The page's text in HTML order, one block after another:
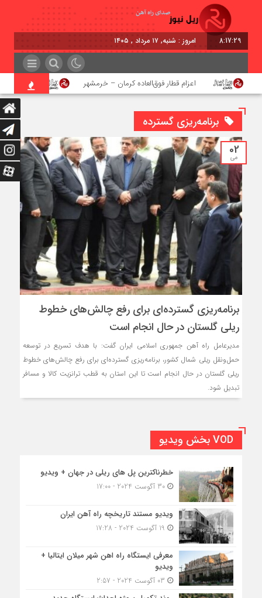
8:17:29 امروز : شنبه, ۱۷ مرداد , ۱۴۰۵
اعزام قطار فوق‌العاده کرمان – خرمشهر اجرای
برنامه‌ریزی گسترده‌
02
می
برنامه‌ریزی گسترده‌ای برای رفع چالش‌های خطوط
ریلی گلستان در حال انجام است
مدیرعامل راه‌ آهن جمهوری اسلامی ایران گفت: با هدف تسریع در توسعه
حمل‌ونقل ریلی شمال کشور، برنامه‌ریزی گسترده‌ای برای رفع چالش‌های خطوط
ریلی گلستان در حال انجام است تا این استان به قطب ترانزیت کالا و مسافر
تبدیل شود.
VOD بخش ویدیو
خطرناکترین پل های ریلی در جهان + ویدیو
30 آگوست 2024 - 17:00
ویدیو مستند تاریخچه راه آهن ایران
معرفی ایستگاه راه اهن شهر میلان ایتالیا +
ویدیو